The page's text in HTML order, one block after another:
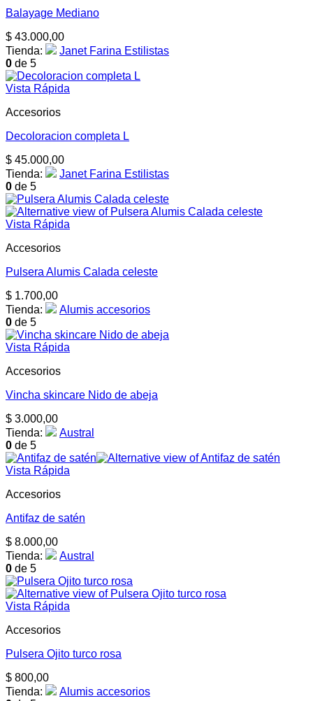
Balayage Mediano
$ 43.000,00
Tienda:
Janet Farina Estilistas
0 de 5
Vista Rápida
Accesorios
Decoloracion completa L
$ 45.000,00
Tienda:
Janet Farina Estilistas
0 de 5
Vista Rápida
Accesorios
Pulsera Alumis Calada celeste
$ 1.700,00
Tienda:
Alumis accesorios
0 de 5
Vista Rápida
Accesorios
Vincha skincare Nido de abeja
$ 3.000,00
Tienda:
Austral
0 de 5
Vista Rápida
Accesorios
Antifaz de satén
$ 8.000,00
Tienda:
Austral
0 de 5
Vista Rápida
Accesorios
Pulsera Ojito turco rosa
$ 800,00
Tienda:
Alumis accesorios